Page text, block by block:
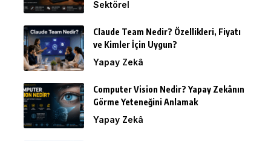
Sektörel
Claude Team Nedir? Özellikleri, Fiyatı
ve Kimler İçin Uygun?
Yapay Zekâ
Computer Vision Nedir? Yapay Zekânın
Görme Yeteneğini Anlamak
Yapay Zekâ